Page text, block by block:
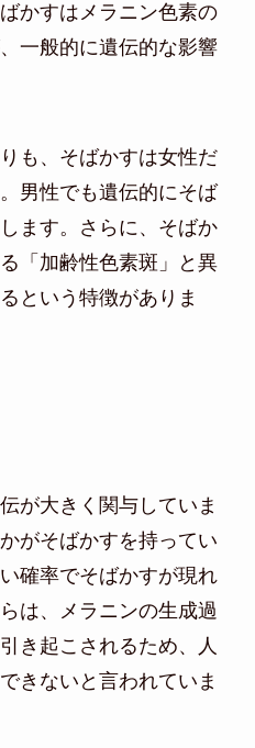
かすはメラニン色素の
一般的に遺伝的な影響
も、そばかすは女性だ
男性でも遺伝的にそば
ます。さらに、そばか
「加齢性色素斑」と異
という特徴がありま
が大きく関与していま
がそばかすを持ってい
確率でそばかすが現れ
は、メラニンの生成過
き起こされるため、人
きないと言われていま